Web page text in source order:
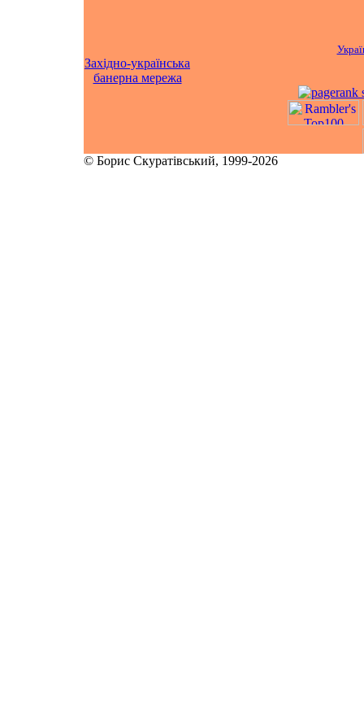
Західно-українська
банерна мережа
© Борис Скуратівський, 1999-2026